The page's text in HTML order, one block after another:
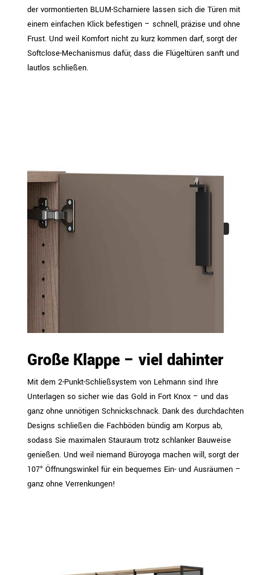
der vormontierten BLUM-Scharniere lassen sich die Türen mit
einem einfachen Klick befestigen – schnell, präzise und ohne
Frust. Und weil Komfort nicht zu kurz kommen darf, sorgt der
Softclose-Mechanismus dafür, dass die Flügeltüren sanft und
lautlos schließen.
Große Klappe – viel dahinter
Mit dem 2-Punkt-Schließsystem von Lehmann sind Ihre
Unterlagen so sicher wie das Gold in Fort Knox – und das
ganz ohne unnötigen Schnickschnack. Dank des durchdachten
Designs schließen die Fachböden bündig am Korpus ab,
sodass Sie maximalen Stauraum trotz schlanker Bauweise
genießen. Und weil niemand Büroyoga machen will, sorgt der
107° Öffnungswinkel für ein bequemes Ein- und Ausräumen –
ganz ohne Verrenkungen!